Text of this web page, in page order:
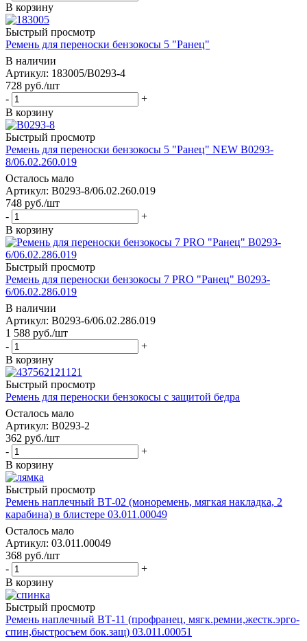
В корзину
Быстрый просмотр
Ремень для переноски бензокосы 5 "Ранец"
В наличии
Артикул: 183005/B0293-4
728 руб./шт
-
+
В корзину
Быстрый просмотр
Ремень для переноски бензокосы 5 "Ранец" NEW B0293-
8/06.02.260.019
Осталось мало
Артикул: B0293-8/06.02.260.019
748 руб./шт
-
+
В корзину
Быстрый просмотр
Ремень для переноски бензокосы 7 PRO "Ранец" B0293-
6/06.02.286.019
В наличии
Артикул: B0293-6/06.02.286.019
1 588 руб./шт
-
+
В корзину
Быстрый просмотр
Ремень для переноски бензокосы с защитой бедра
Осталось мало
Артикул: B0293-2
362 руб./шт
-
+
В корзину
Быстрый просмотр
Ремень наплечный ВТ-02 (моноремень, мягкая накладка, 2
карабина) в блистере 03.011.00049
Осталось мало
Артикул: 03.011.00049
368 руб./шт
-
+
В корзину
Быстрый просмотр
Ремень наплечный ВТ-11 (профранец, мягк.ремни,жестк.эрго-
спин,быстросъем бок.защ) 03.011.00051